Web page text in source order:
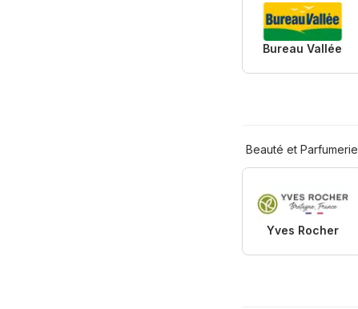
Bureau Vallée
Beauté et Parfumerie
Yves Rocher